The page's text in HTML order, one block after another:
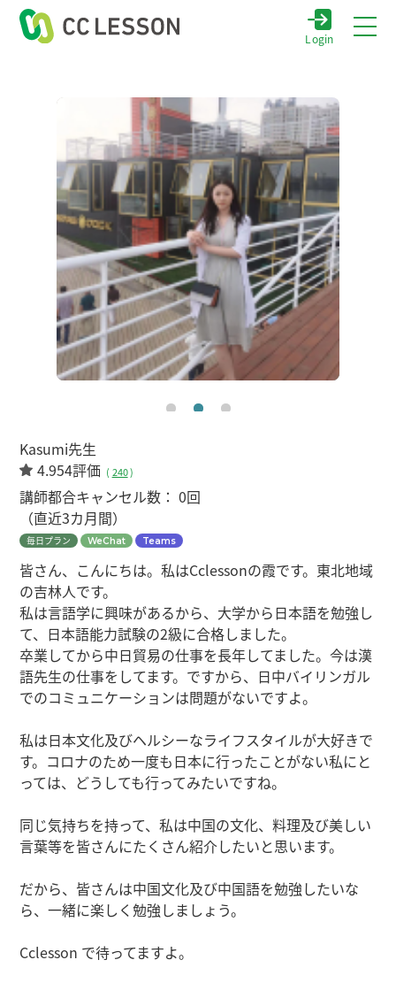
Login
Kasumi先生
4.954評価 ( 240)
講師都合キャンセル数：0回
（直近3カ月間）
毎日プラン WeChat Teams
皆さん、こんにちは。私はCclessonの霞です。東北地域
の吉林人です。
私は言語学に興味があるから、大学から日本語を勉強し
て、日本語能力試験の2級に合格しました。
卒業してから中日貿易の仕事を長年してました。今は漢
語先生の仕事をしてます。ですから、日中バイリンガル
でのコミュニケーションは問題がないですよ。
私は日本文化及びヘルシーなライフスタイルが大好きで
す。コロナのため一度も日本に行ったことがない私にと
っては、どうしても行ってみたいですね。
同じ気持ちを持って、私は中国の文化、料理及び美しい
言葉等を皆さんにたくさん紹介したいと思います。
だから、皆さんは中国文化及び中国語を勉強したいな
ら、一緒に楽しく勉強しましょう。
Cclesson で待ってますよ。